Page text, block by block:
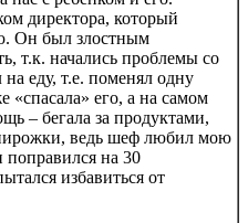
директора, который
Он был злостным
т.к. начались проблемы со
еду, т.е. поменял одну
«спасала» его, а на самом
– бегала за продуктами,
ведь шеф любил мою
поправился на 30
избавиться от